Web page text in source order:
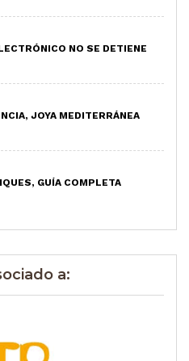
NO SE DETIENE
JOYA MEDITERRÁNEA
GUÍA COMPLETA
a: